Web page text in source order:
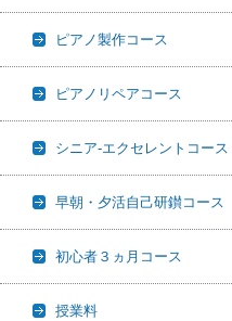
ピアノ製作コース
ピアノリペアコース
シニア-エクセレントコース
早朝・夕活自己研鑚コース
初心者３ヵ月コース
授業料